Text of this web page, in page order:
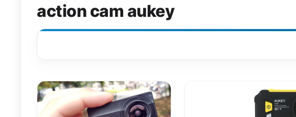
action cam aukey